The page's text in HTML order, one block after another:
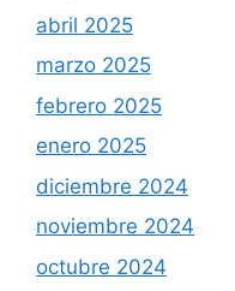
abril 2025
marzo 2025
febrero 2025
enero 2025
diciembre 2024
noviembre 2024
octubre 2024